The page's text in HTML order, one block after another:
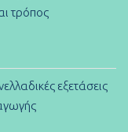
τρόπος
εξετάσεις